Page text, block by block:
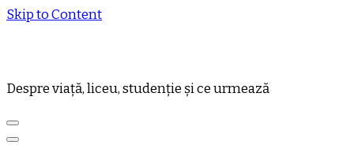
Skip to Content
Despre viață, liceu, studenție și ce urmează